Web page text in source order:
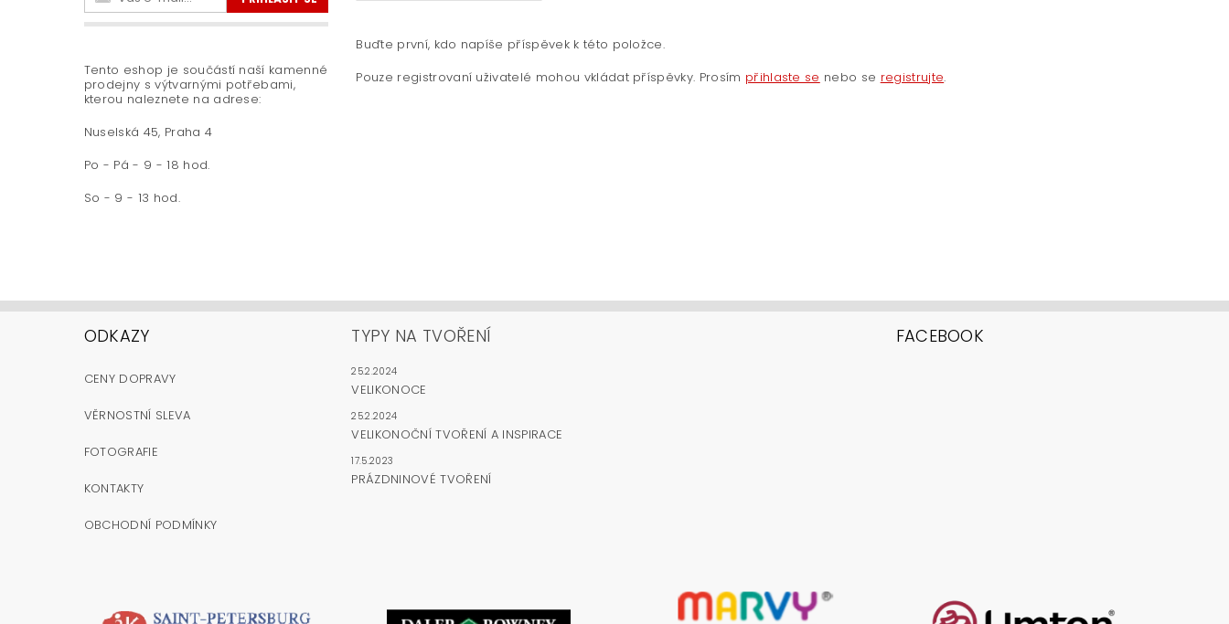
Tento eshop je součástí naší kamenné
prodejny s výtvarnými potřebami,
kterou naleznete na adrese:
Nuselská 45, Praha 4
Po - Pá - 9 - 18 hod.
So - 9 - 13 hod.
Buďte první, kdo napíše příspěvek k této položce.
Pouze registrovaní uživatelé mohou vkládat příspěvky. Prosím přihlaste se nebo se registrujte.
ODKAZY
CENY DOPRAVY
VĚRNOSTNÍ SLEVA
FOTOGRAFIE
KONTAKTY
OBCHODNÍ PODMÍNKY
TYPY NA TVOŘENÍ
25.2.2024
VELIKONOCE
25.2.2024
VELIKONOČNÍ TVOŘENÍ A INSPIRACE
17.5.2023
PRÁZDNINOVÉ TVOŘENÍ
FACEBOOK